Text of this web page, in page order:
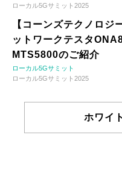
ローカル5Gサミット2025
【コーンズテクノロ
ットワークテスタ
MTS5800のご紹介
ローカル5Gサミット
ローカル5Gサミット2025
ホワイ